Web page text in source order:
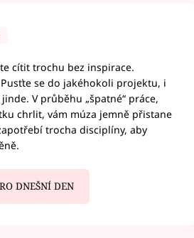
cítit trochu bez inspirace.
se do jakéhokoli projektu, i
V průběhu „špatné“ práce,
chrlit, vám múza jemně přistane
trocha disciplíny, aby
DNEŠNÍ DEN